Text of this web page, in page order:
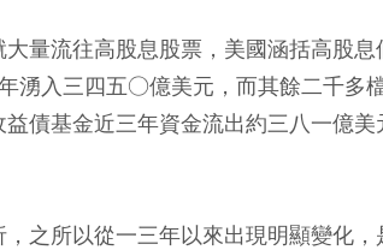
量流往高股息股票，美國涵括高股
湧入三四五○億美元，而其餘二千多
債基金近三年資金流出約三八一億
之所以從一三年以來出現明顯變化